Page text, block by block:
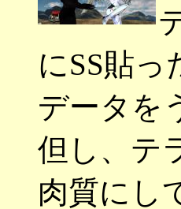
にSS貼っ
データを
但し、テ
肉質にし